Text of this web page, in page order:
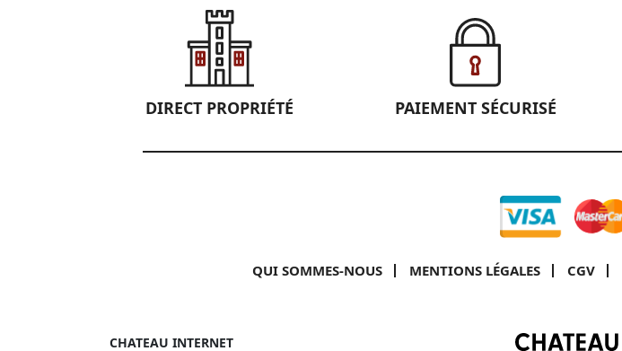
DIRECT PROPRIÉTÉ PAIEMENT SÉCURISÉ
QUI SOMMES-NOUS MENTIONS LÉGALES CGV
CHATEAU INTERNET